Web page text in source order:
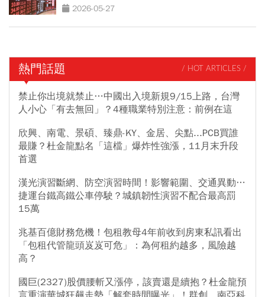
2026-05-27
熱門話題 / HOT ARTICLES /
禁止你出境就禁止…中國出入境新規9/15上路，台灣
人小心「有去無回」？4種職業特別注意：前例在這
欣興、南電、景碩、臻鼎-KY、金居、尖點...PCB買誰
最賺？杜金龍點名「這檔」爆炸性強漲，11月末升段
首選
漢光演習斷網、防空演習時間！影響範圍、交通異動…
捷運台鐵高鐵公車停駛？城鎮韌性演習不配合最高罰
15萬
兆基百億財務危機！包租教母4年前收到房東私訊看出
「包租代管龍頭岌岌可危」：為何租約越多，風險越
高？
國巨(2327)股價腰斬又漲停，該賣還是續抱？杜金龍預